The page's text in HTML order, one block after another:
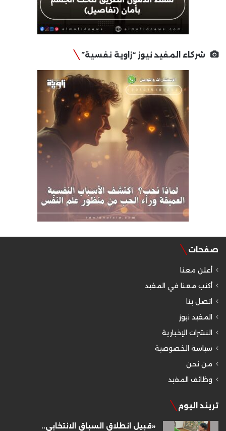
شركاء المفيد نيوز “زاوية نفسية”
صفحات
أعلن معنا
أكتب معنا في المفيد
اتصل بنا
المفيد نيوز
النشرات الإخبارية
سياسة الخصوصية
من نحن
وظائف المفيد
تريند اليوم
«قبيل انطلاق السباق الانتخابي..